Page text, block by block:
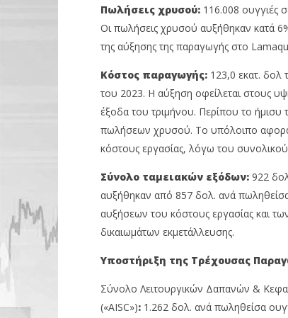
Πωλήσεις χρυσού:116.008 ουγγιές
Οι πωλήσεις χρυσού αυξήθηκαν κατά
της αύξησης της παραγωγής στο
Κόστος παραγωγής: 123,0 εκατ. δολ
του 2023. Η αύξηση οφείλεται στους
έξοδα του τριμήνου. Περίπου το
πωλήσεων χρυσού. Το υπόλοιπο αφορά
κόστους εργασίας, λόγω του
Σύνολο ταμειακών εξόδων:922
αυξήθηκαν από 857 δολ. ανά
αυξήσεων του κόστους εργασίας και
δικαιωμάτων εκμετάλλευσης.
Υποστήριξη της Τρέχουσας
Σύνολο Λειτουργικών Δαπανών &
(«AISC»):1.262 δολ. ανά πωληθείσα